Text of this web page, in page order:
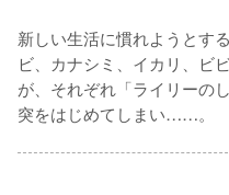
新しい生活に慣れようとす
ビ、カナシミ、イカリ、ビ
が、それぞれ「ライリーの
突をはじめてしまい……。